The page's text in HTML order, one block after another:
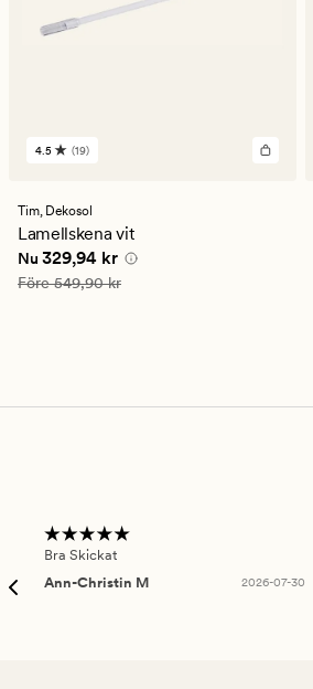
19
ett
genomsnittligt
betyg
på
4.5
4.5 (19)
Tim, Dekosol
Lamellskena vit
Nuvarande pris
Nu 329,94 kr
Ordinarie pris 549,90 kr
Före549,90 kr
Bra Skickat
Ann-Christin M
2026-07-30